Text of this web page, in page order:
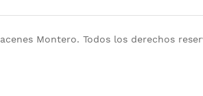
Montero. Todos los derechos